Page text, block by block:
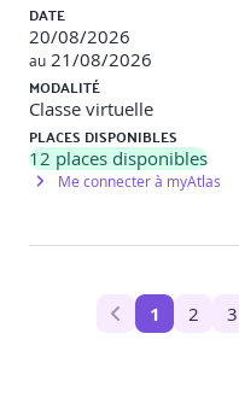
DATE
20/08/2026
au 21/08/2026
MODALITÉ
Classe virtuelle
PLACES DISPONIBLES
12 places disponibles
Me connecter à myAtlas
1 2 3